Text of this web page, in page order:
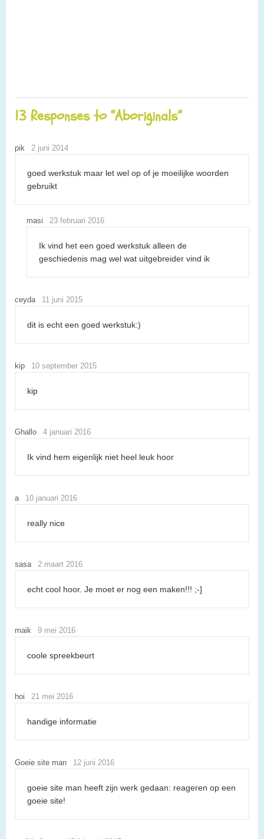
13 Responses to “Aboriginals”
pik 2 juni 2014
goed werkstuk maar let wel op of je moeilijke woorden
gebruikt
masi 23 februari 2016
Ik vind het een goed werkstuk alleen de
geschiedenis mag wel wat uitgebreider vind ik
ceyda 11 juni 2015
dit is echt een goed werkstuk:)
kip 10 september 2015
kip
Ghallo 4 januari 2016
Ik vind hem eigenlijk niet heel leuk hoor
a 10 januari 2016
really nice
sasa 2 maart 2016
echt cool hoor. Je moet er nog een maken!!! ;-]
maik 9 mei 2016
coole spreekbeurt
hoi 21 mei 2016
handige informatie
Goeie site man 12 juni 2016
goeie site man heeft zijn werk gedaan: reageren op een
goeie site!